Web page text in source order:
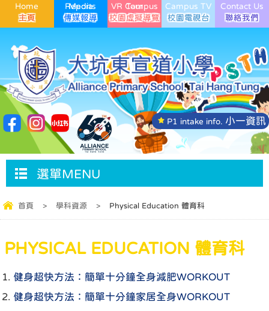
Home Media Reports VR Campus Tour Campus TV Contact Us
P1 intake info. 小一資訊
選單MENU
首頁 > 學科資源 > Physical Education 體育科
PHYSICAL EDUCATION 體育科
健身超快方法：簡單十分鐘全身減肥WORKOUT
健身超快方法：簡單十分鐘家居全身WORKOUT